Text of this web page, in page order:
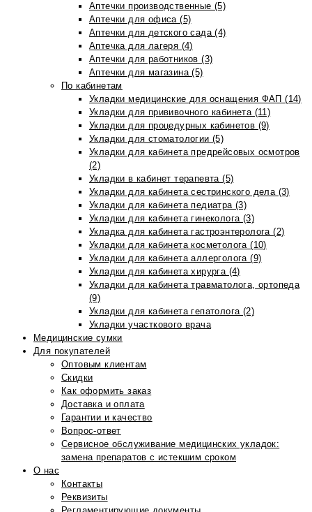
Аптечки производственные (5)
Аптечки для офиса (5)
Аптечки для детского сада (4)
Аптечка для лагеря (4)
Аптечки для работников (3)
Аптечки для магазина (5)
По кабинетам
Укладки медицинские для оснащения ФАП (14)
Укладки для прививочного кабинета (11)
Укладки для процедурных кабинетов (9)
Укладки для стоматологии (5)
Укладки для кабинета предрейсовых осмотров
(2)
Укладки в кабинет терапевта (5)
Укладки для кабинета сестринского дела (3)
Укладки для кабинета педиатра (3)
Укладки для кабинета гинеколога (3)
Укладка для кабинета гастроэнтеролога (2)
Укладки для кабинета косметолога (10)
Укладки для кабинета аллерголога (9)
Укладки для кабинета хирурга (4)
Укладки для кабинета травматолога, ортопеда
(9)
Укладки для кабинета гепатолога (2)
Укладки участкового врача
Медицинские сумки
Для покупателей
Оптовым клиентам
Скидки
Как оформить заказ
Доставка и оплата
Гарантии и качество
Вопрос-ответ
Сервисное обслуживание медицинских укладок:
замена препаратов с истекшим сроком
О нас
Контакты
Реквизиты